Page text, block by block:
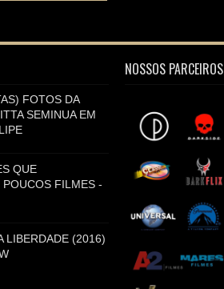
FOTOS DA
SEMINUA EM
QUE
FILMES -
LIBERDADE (2016)
NOSSOS PARCEIROS